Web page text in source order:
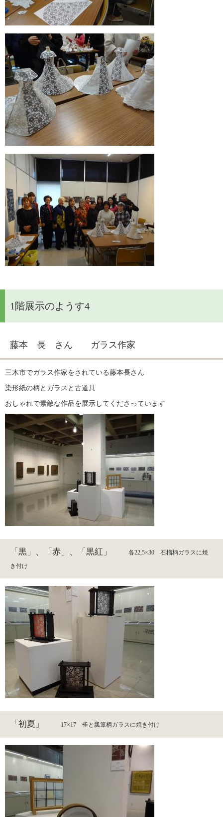
1階展示のようす4
藤本 長 さん ガラス作家
三木市でガラス作家をされている藤本長さん
染形紙の柄とガラスと古道具
おしゃれで素敵な作品を展示してくださっています
「黒」、「赤」、「黒紅」
各22,5×30 石榴柄ガラスに焼
き付け​
「初夏」 17×17 雀と瓢箪柄ガラスに焼き付け​